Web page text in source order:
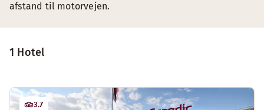
1 Hotel
3.7
afstand til motorvejen.